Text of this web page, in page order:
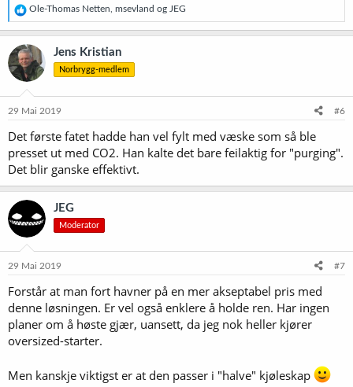
R
e
a
k
s
o
e
:
Ole-Thomas Netten msevland og JEG
Jens Kristian
Norbrygg-medlem
29 Mai 2019 #6
Det første fatet hadde han vel fylt med væske som så ble
presset ut med CO2. Han kalte det bare feilaktig for "purging".
Det blir ganske effektivt.
JEG
Moderator
29 Mai 2019 #7
Forstår at man fort havner på en mer akseptabel pris med
denne løsningen. Er vel også enklere å holde ren. Har ingen
planer om å høste gjær, uansett, da jeg nok heller kjører
oversized-starter.
Men kanskje viktigst er at den passer i "halve" kjøleskap